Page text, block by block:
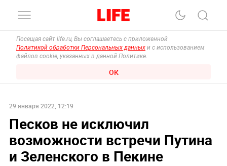
Посещая сайт life.ru, Вы соглашаетесь с приложенной
Политикой обработки Персональных данных и с использованием
файлов cookie, указанных в данной Политике.
ОК
29 января 2022, 12:19
Песков не исключил
возможности встречи Путина
и Зеленского в Пекине